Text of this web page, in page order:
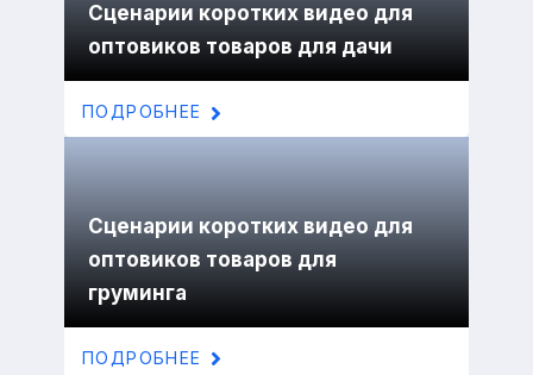
Сценарии коротких видео для
оптовиков товаров для дачи
ПОДРОБНЕЕ
Сценарии коротких видео для
оптовиков товаров для
груминга
ПОДРОБНЕЕ